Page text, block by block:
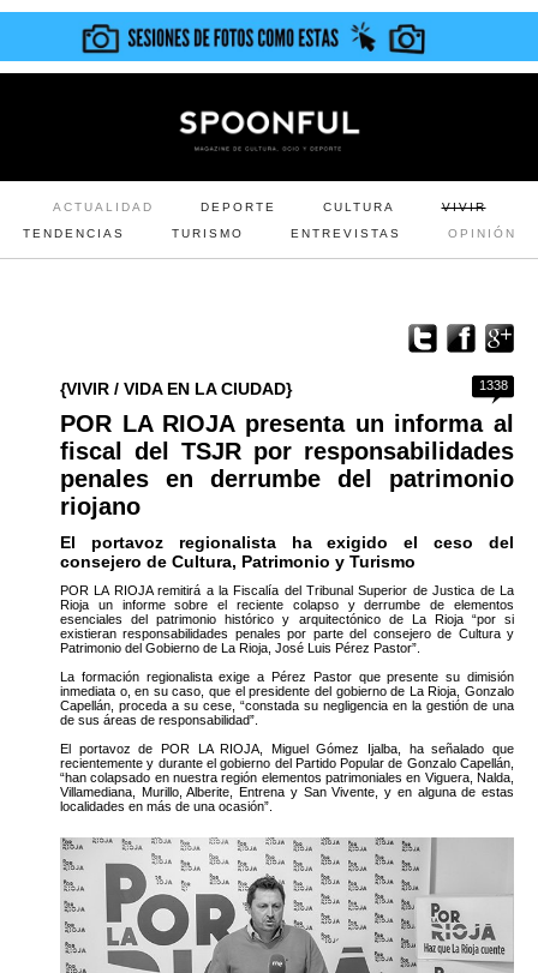
ACTUALIDAD DEPORTE CULTURA
VIVIR
TENDENCIAS
TURISMO ENTREVISTAS OPINIÓN
1338
{VIVIR / VIDA EN LA CIUDAD}
POR LA RIOJA presenta un informa al
fiscal del TSJR por responsabilidades
penales en derrumbe del patrimonio
riojano
El portavoz regionalista ha exigido el ceso del
consejero de Cultura, Patrimonio y Turismo
POR LA RIOJA remitirá a la Fiscalía del Tribunal Superior de Justica de La
Rioja un informe sobre el reciente colapso y derrumbe de elementos
esenciales del patrimonio histórico y arquitectónico de La Rioja “por si
existieran responsabilidades penales por parte del consejero de Cultura y
Patrimonio del Gobierno de La Rioja, José Luis Pérez Pastor”.
La formación regionalista exige a Pérez Pastor que presente su dimisión
inmediata o, en su caso, que el presidente del gobierno de La Rioja, Gonzalo
Capellán, proceda a su cese, “constada su negligencia en la gestión de una
de sus áreas de responsabilidad”.
El portavoz de POR LA RIOJA, Miguel Gómez Ijalba, ha señalado que
recientemente y durante el gobierno del Partido Popular de Gonzalo Capellán,
“han colapsado en nuestra región elementos patrimoniales en Viguera, Nalda,
Villamediana, Murillo, Alberite, Entrena y San Vivente, y en alguna de estas
localidades en más de una ocasión”.